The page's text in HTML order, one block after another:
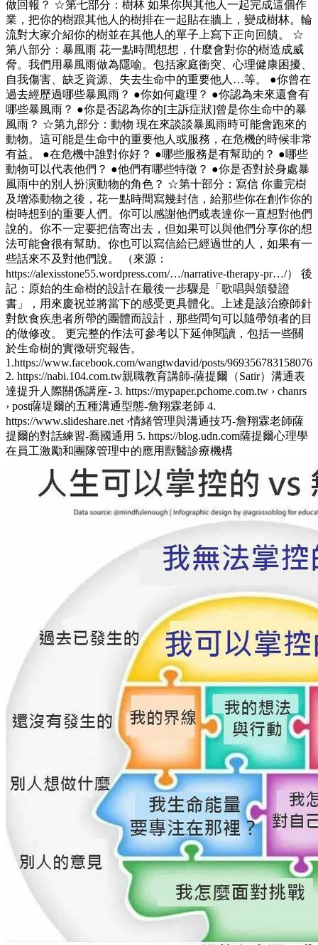
做回報？ ☆第七部分：樹林 如果你與其他人一起完成這個作
業，把你的樹跟其他人的樹排在一起貼在牆上，變成樹林。輪
流對大家介紹你的樹並在其他人的單子上寫下正向回饋。 ☆
第八部分：暴風雨 花一點時間想想，什麼會對你的樹造成威
脅。我們用暴風雨做為隱喻。包括家庭衝突、心理健康困擾、
自我傷害、缺乏資源、失去生命中的重要他人…等。 ●你曾在
過去經歷過哪些暴風雨？ ●你如何處理？ ●你認為未來還會有
哪些暴風雨？ ●你是否認為你的[主訴症狀]曾是你生命中的暴
風雨？ ☆第九部分：動物 現在來談談暴風雨時可能會跑來的
動物。這可能是生命中的重要他人或服務，在危機的時候非常
有益。 ●在危機中誰對你好？ ●哪些服務是有幫助的？ ●哪些
動物可以代表他們？ ●他們有哪些特徵？ ●你是否對於身處暴
風雨中的別人扮演動物的角色？ ☆第十部分：寫信 你畫完樹
及增添動物之後，花一點時間寫幾封信，給那些你在創作你的
樹時想到的重要人們。你可以感謝他們或表達你一直想對他們
說的。你不一定要把信寄出去，但如果可以與他們分享你的想
法可能會很有幫助。你也可以寫信給已經過世的人，如果有一
些話來不及對他們說。 （來源：
https://alexisstone55.wordpress.com/…/narrative-therapy-pr…/） 後
記：原始的生命樹的設計在最後一步驟是「歌唱與頒發證
書」，用來慶祝並將當下的感受更具體化。上述是該治療師針
對飲食疾患者所帶的團體而設計，那些問句可以隨帶領者的目
的做修改。 更完整的作法可參考以下延伸閱讀，包括一些關
於生命樹的實徵研究報告。
1.https://www.facebook.com/wangtwdavid/posts/969356783158076
2. https://nabi.104.com.tw親職教育講師-薩提爾（Satir）溝通表
達提升人際關係講座- 3. https://mypaper.pchome.com.tw › chanrs
› post薩堤爾的五種溝通型態-詹翔霖老師 4.
https://www.slideshare.net ›情緒管理與溝通技巧-詹翔霖老師薩
提爾的對話練習-喬國通用 5. https://blog.udn.com薩提爾心理學
在員工激勵和團隊管理中的應用獸醫診療機構